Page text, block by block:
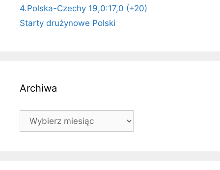
4.Polska-Czechy 19,0:17,0 (+20)
Starty drużynowe Polski
Archiwa
Archiwa